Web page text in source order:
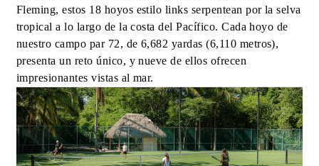
Fleming, estos 18 hoyos estilo links serpentean por la selva
tropical a lo largo de la costa del Pacífico. Cada hoyo de
nuestro campo par 72, de 6,682 yardas (6,110 metros),
presenta un reto único, y nueve de ellos ofrecen
impresionantes vistas al mar.